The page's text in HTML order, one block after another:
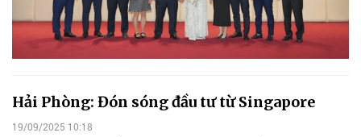
Hải Phòng: Đón sóng đầu tư từ Singapore
19/09/2025 10:18